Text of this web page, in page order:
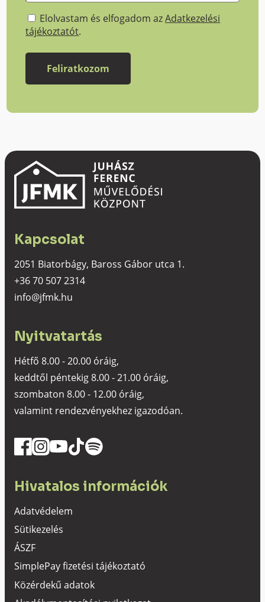
Elolvastam és elfogadom azAdatkezelési
tájékoztatót.
Kapcsolat
2051 Biatorbágy, Baross Gábor utca 1.
+36 70 507 2314
info@jfmk.hu
Nyitvatartás
Hétfő 8.00 - 20.00 óráig,
keddtől péntekig 8.00 - 21.00 óráig,
szombaton 8.00 - 12.00 óráig,
valamint rendezvényekhez igazodóan.
Hivatalos információk
Adatvédelem
Sütikezelés
ÁSZF
SimplePay fizetési tájékoztató
Közérdekű adatok